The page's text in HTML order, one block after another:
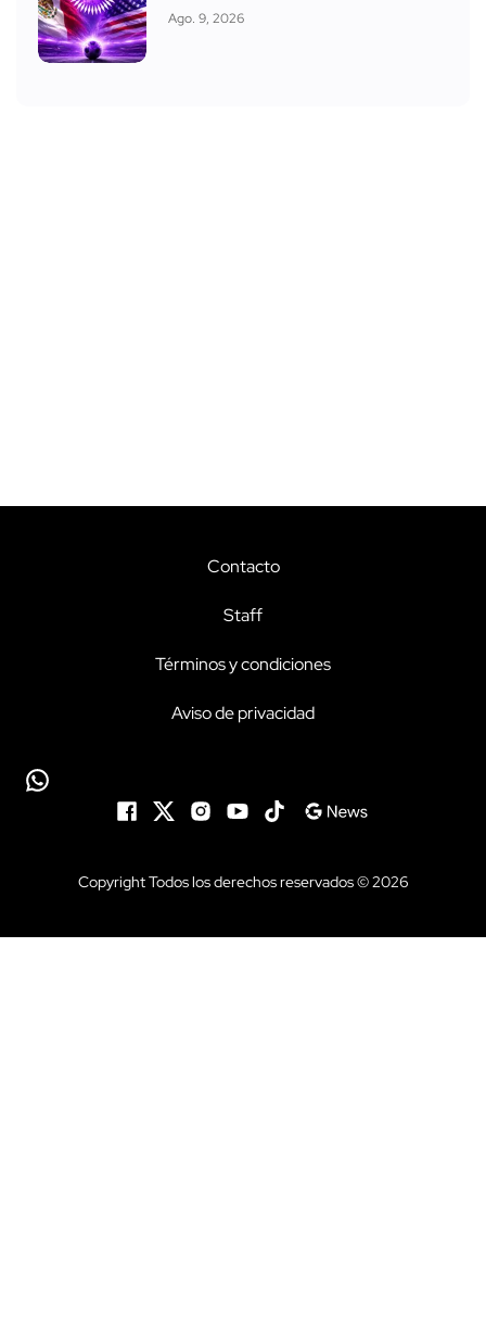
Ago. 9, 2026
Contacto
Staff
Términos y condiciones
Aviso de privacidad
Copyright Todos los derechos reservados © 2026